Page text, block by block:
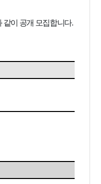
같이 공개 모집합니다.